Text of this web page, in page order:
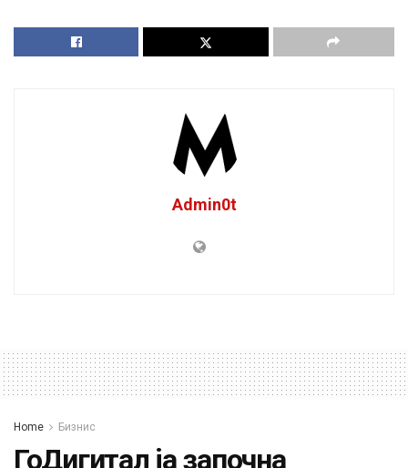
Admin0t
Home Бизнис
ГоДигитал ја започна